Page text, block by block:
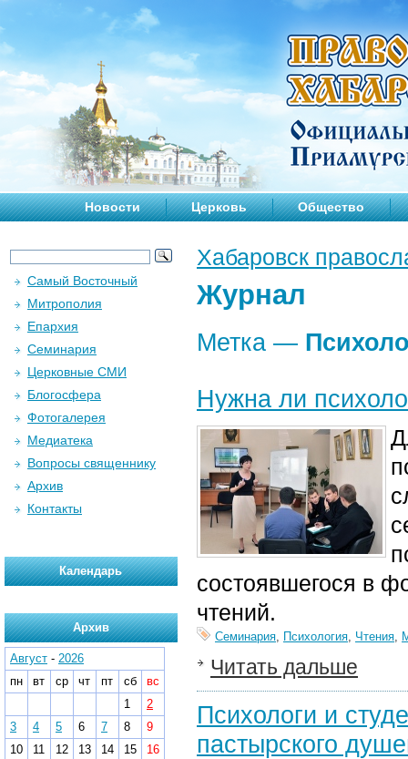
Новости Церковь Общество
Хабаровск
Журнал
Метка —
Нужна ли
состоявшегося в
чтений.
Семинария, Психология, Чтения,
Читать дальше
Психологи и
пастырского
Самый Восточный
Митрополия
Епархия
Семинария
Церковные СМИ
Блогосфера
Фотогалерея
Медиатека
Вопросы священнику
Архив
Контакты
Календарь
Архив
Август - 2026
пн
вт ср чт пт сб
вс
1
2
3
4 5 6 7 8
9
10
11 12 13 14 15
16